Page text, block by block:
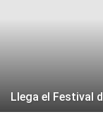
Llega el Festival